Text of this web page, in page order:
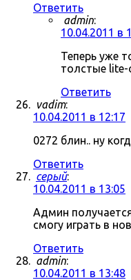
Ответить
admin:
10.04.2011 в
Теперь уже
толстые lite-
Ответить
vadim:
10.04.2011 в 12:17
0272 блин.. ну
Ответить
серый:
10.04.2011 в 13:05
Админ
смогу играть в
Ответить
admin:
10.04.2011 в 13:48